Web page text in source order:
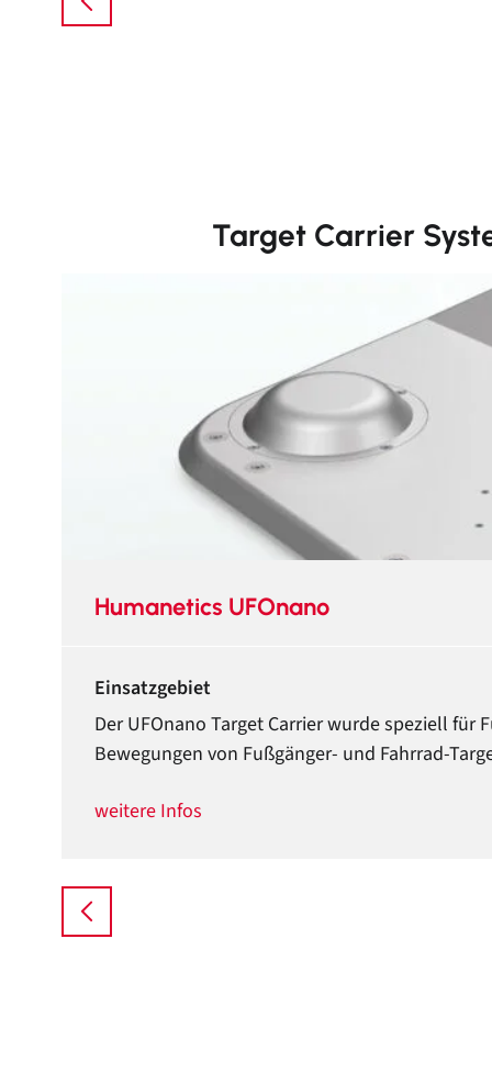
Target Carrier
Humanetics UFOnano
Einsatzgebiet
Der UFOnano Target Carrier wurde speziell
Bewegungen von Fußgänger- und Fahrrad-
weitere Infos